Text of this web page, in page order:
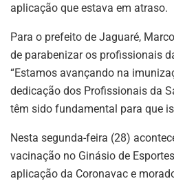
aplicação que estava em atraso.
Para o prefeito de Jaguaré,
de parabenizar os profissionais
“Estamos avançando na
dedicação dos Profissionais da
têm sido fundamental para que
Nesta segunda-feira (28)
vacinação no Ginásio de
aplicação da Coronavac e